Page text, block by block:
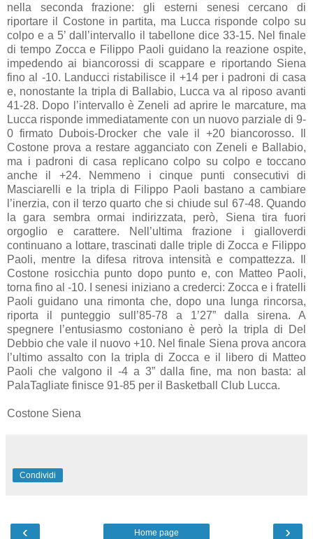
nella seconda frazione: gli esterni senesi cercano di
riportare il Costone in partita, ma Lucca risponde colpo su
colpo e a 5’ dall’intervallo il tabellone dice 33-15. Nel finale
di tempo Zocca e Filippo Paoli guidano la reazione ospite,
impedendo ai biancorossi di scappare e riportando Siena
fino al -10. Landucci ristabilisce il +14 per i padroni di casa
e, nonostante la tripla di Ballabio, Lucca va al riposo avanti
41-28. Dopo l’intervallo è Zeneli ad aprire le marcature, ma
Lucca risponde immediatamente con un nuovo parziale di 9-
0 firmato Dubois-Drocker che vale il +20 biancorosso. Il
Costone prova a restare agganciato con Zeneli e Ballabio,
ma i padroni di casa replicano colpo su colpo e toccano
anche il +24. Nemmeno i cinque punti consecutivi di
Masciarelli e la tripla di Filippo Paoli bastano a cambiare
l’inerzia, con il terzo quarto che si chiude sul 67-48. Quando
la gara sembra ormai indirizzata, però, Siena tira fuori
orgoglio e carattere. Nell’ultima frazione i gialloverdi
continuano a lottare, trascinati dalle triple di Zocca e Filippo
Paoli, mentre la difesa ritrova intensità e compattezza. Il
Costone rosicchia punto dopo punto e, con Matteo Paoli,
torna fino al -10. I senesi iniziano a crederci: Zocca e i fratelli
Paoli guidano una rimonta che, dopo una lunga rincorsa,
riporta il punteggio sull’85-78 a 1’27” dalla sirena. A
spegnere l’entusiasmo costoniano è però la tripla di Del
Debbio che vale il nuovo +10. Nel finale Siena prova ancora
l’ultimo assalto con la tripla di Zocca e il libero di Matteo
Paoli che valgono il -4 a 3” dalla fine, ma non basta: al
PalaTagliate finisce 91-85 per il Basketball Club Lucca.
Costone Siena
Condividi
‹ ›
Home page